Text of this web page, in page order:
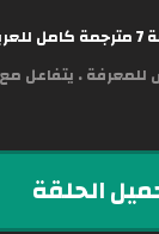
. يتفاعل
الحلقة